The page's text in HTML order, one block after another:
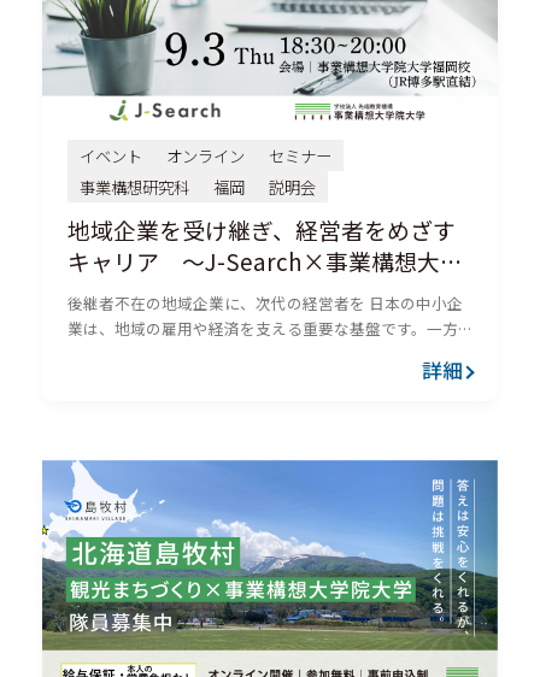
イベント オンライン
セミナー
事業構想研究科
福岡 説明会
地域企業を受け継ぎ、経営者をめざす
キャリア ～J-Search×事業構想大学
院大学 合同説明会～
後継者不在の地域企業に、次代の経営者を 日本の中小企
業は、地域の雇用や経済を支える重要な基盤です。一方
多くの企業にとって重要な経営課題となっています。こ
詳細